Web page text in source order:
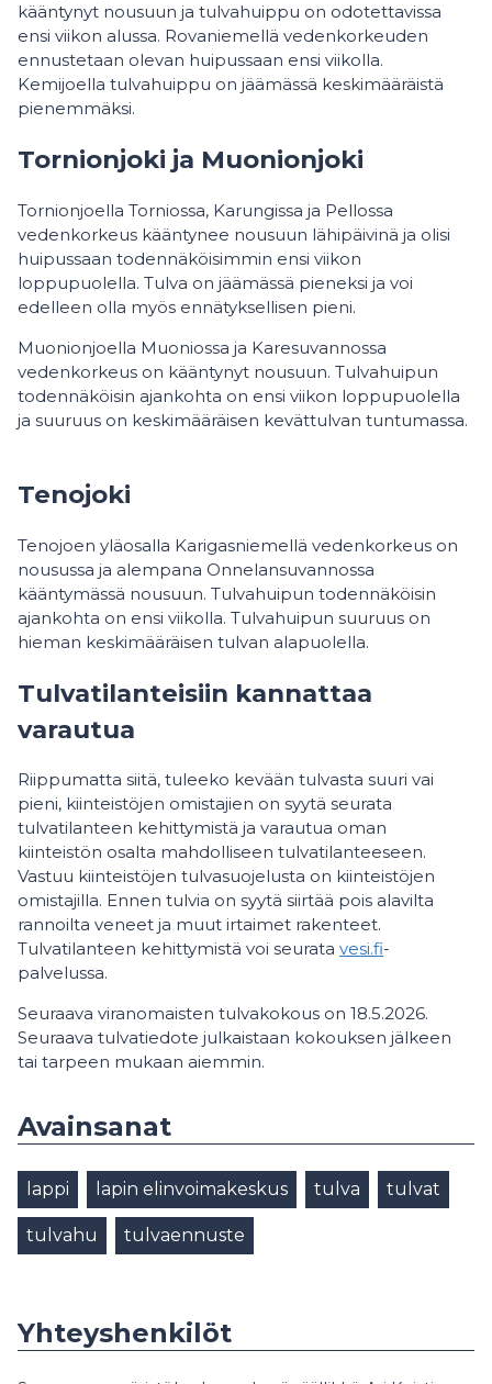
kääntynyt nousuun ja tulvahuippu on odotettavissa
ensi viikon alussa. Rovaniemellä vedenkorkeuden
ennustetaan olevan huipussaan ensi viikolla.
Kemijoella tulvahuippu on jäämässä keskimääräistä
pienemmäksi.
Tornionjoki ja Muonionjoki
Tornionjoella Torniossa, Karungissa ja Pellossa
vedenkorkeus kääntynee nousuun lähipäivinä ja olisi
huipussaan todennäköisimmin ensi viikon
loppupuolella. Tulva on jäämässä pieneksi ja voi
edelleen olla myös ennätyksellisen pieni.
Muonionjoella Muoniossa ja Karesuvannossa
vedenkorkeus on kääntynyt nousuun. Tulvahuipun
todennäköisin ajankohta on ensi viikon loppupuolella
ja suuruus on keskimääräisen kevättulvan tuntumassa.
Tenojoki
Tenojoen yläosalla Karigasniemellä vedenkorkeus on
nousussa ja alempana Onnelansuvannossa
kääntymässä nousuun. Tulvahuipun todennäköisin
ajankohta on ensi viikolla. Tulvahuipun suuruus on
hieman keskimääräisen tulvan alapuolella.
Tulvatilanteisiin kannattaa
varautua
Riippumatta siitä, tuleeko kevään tulvasta suuri vai
pieni, kiinteistöjen omistajien on syytä seurata
tulvatilanteen kehittymistä ja varautua oman
kiinteistön osalta mahdolliseen tulvatilanteeseen.
Vastuu kiinteistöjen tulvasuojelusta on kiinteistöjen
omistajilla. Ennen tulvia on syytä siirtää pois alavilta
rannoilta veneet ja muut irtaimet rakenteet.
Tulvatilanteen kehittymistä voi seurata vesi.fi-
palvelussa.
Seuraava viranomaisten tulvakokous on 18.5.2026.
Seuraava tulvatiedote julkaistaan kokouksen jälkeen
tai tarpeen mukaan aiemmin.
Avainsanat
lappi lapin elinvoimakeskus tulva tulvat
tulvahu tulvaennuste
Yhteyshenkilöt